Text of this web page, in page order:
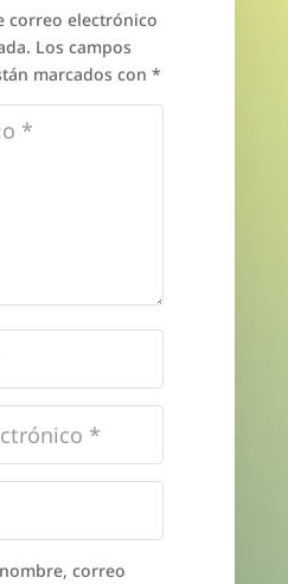
correo electrónico
Los campos
marcados con *
correo